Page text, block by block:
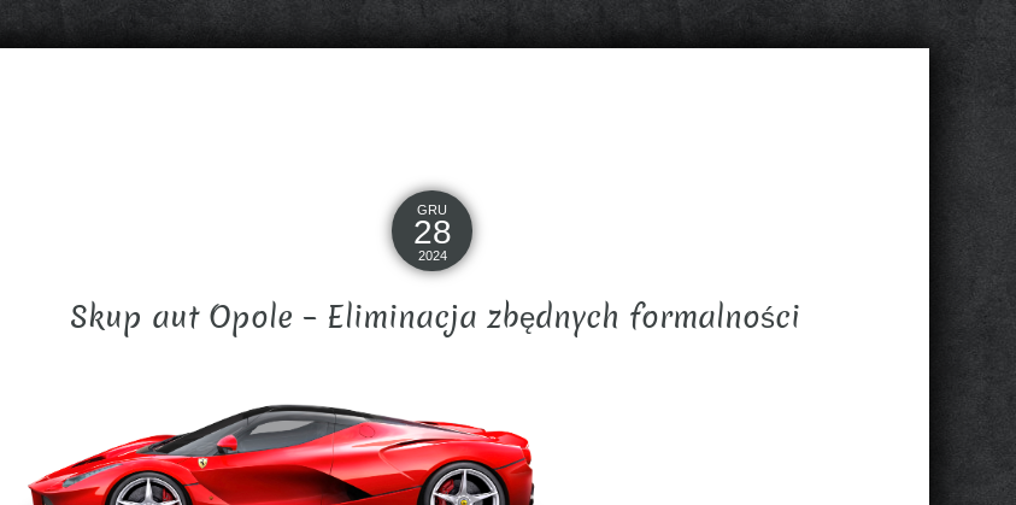
GRU
28
2024
Skup aut Opole – Eliminacja zbędnych formalności